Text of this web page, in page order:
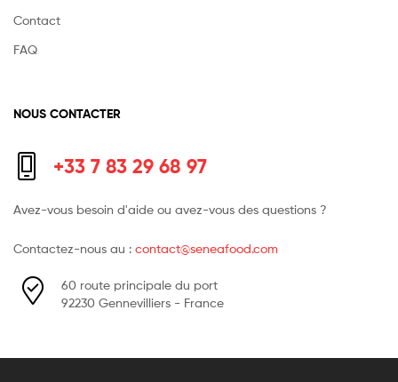
Contact
FAQ
NOUS CONTACTER
+33 7 83 29 68 97
Avez-vous besoin d'aide ou avez-vous des questions ?
Contactez-nous au : contact@seneafood.com
60 route principale du port
92230 Gennevilliers - France